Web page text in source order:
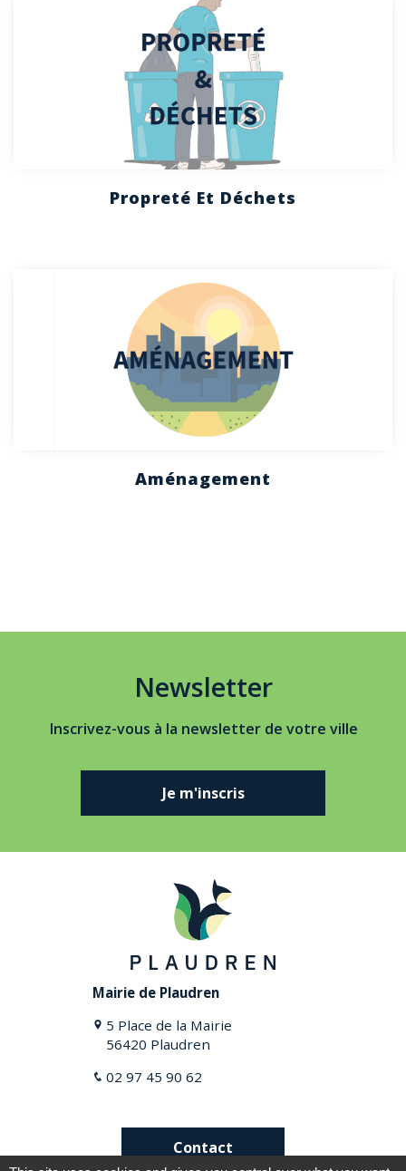
Propreté Et Déchets
Aménagement
Newsletter
Inscrivez-vous à la newsletter de votre ville
Je m'inscris
Mairie de Plaudren
5 Place de la Mairie
56420 Plaudren
02 97 45 90 62
Contact